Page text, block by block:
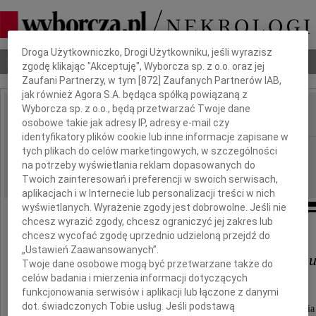
Nekrologi Odeszli Poradnik pogrzebowy
IMIĘ I NAZWISKO:
REGION: Płock
DATA EMISJI: 25.01.2012
Panu
Włodzimierzowi Turkowskiemu
Prezesowi Zarządu Turbud Sp. z o.o.
wyrazy głębokiego żalu i szczerego współczucia
Dbamy o Twoją prywatność
Droga Użytkowniczko, Drogi Użytkowniku, jeśli wyrazisz
zgodę klikając "Akceptuję", Wyborcza sp. z o.o. oraz jej
Zaufani Partnerzy, w tym [872 ] Zaufanych Partnerów IAB,
jak również Agora S.A. będąca spółką powiązaną z
Wyborcza sp. z o.o., będą przetwarzać Twoje dane
osobowe takie jak adresy IP, adresy e-mail czy
identyfikatory plików cookie lub inne informacje zapisane w
tych plikach do celów marketingowych, w szczególności
na potrzeby wyświetlania reklam dopasowanych do
Twoich zainteresowań i preferencji w swoich serwisach,
aplikacjach i w Internecie lub personalizacji treści w nich
wyświetlanych. Wyrażenie zgody jest dobrowolne. Jeśli nie
chcesz wyrazić zgody, chcesz ograniczyć jej zakres lub
chcesz wycofać zgodę uprzednio udzieloną przejdź do
„Ustawień Zaawansowanych”.
Twoje dane osobowe mogą być przetwarzane także do
celów badania i mierzenia informacji dotyczących
funkcjonowania serwisów i aplikacji lub łączone z danymi
dot. świadczonych Tobie usług. Jeśli podstawą